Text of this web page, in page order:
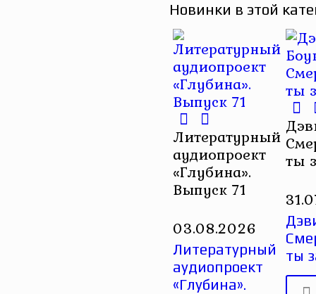
Новинки в этой
Литературный
аудиопроект
«Глубина».
Выпуск 71
03.08.2026
Литературный
аудиопроект
«Глубина».
ты
ты